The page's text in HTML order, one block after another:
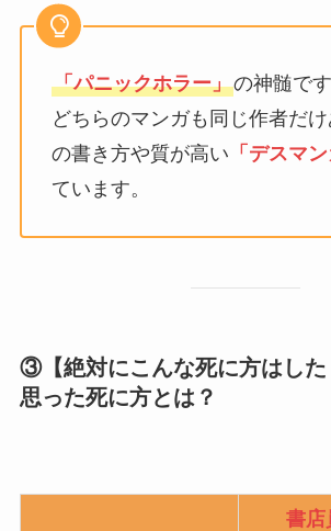
「パニックホラー」の神髄です
どちらのマンガも同じ作者だ
の書き方や質が高い 「デスマン
ています。
③【絶対にこんな死に方はした
思った死に方とは？
書店